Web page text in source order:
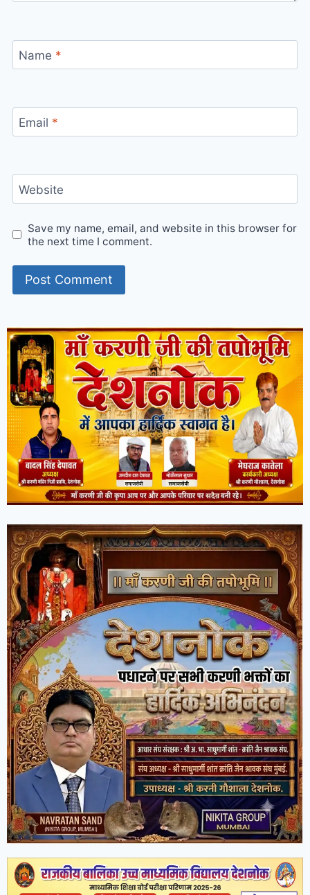
Name *
Email *
Website
Save my name, email, and website in this browser for
the next time I comment.